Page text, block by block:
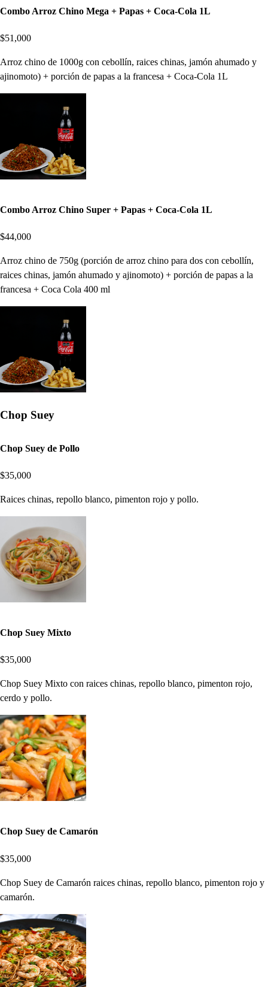
Combo Arroz Chino Mega + Papas + Coca-Cola 1L
$51,000
Arroz chino de 1000g con cebollín, raices chinas, jamón ahumado y
ajinomoto) + porción de papas a la francesa + Coca-Cola 1L
Combo Arroz Chino Super + Papas + Coca-Cola 1L
$44,000
Arroz chino de 750g (porción de arroz chino para dos con cebollín,
raices chinas, jamón ahumado y ajinomoto) + porción de papas a la
francesa + Coca Cola 400 ml
Chop Suey
Chop Suey de Pollo
$35,000
Raices chinas, repollo blanco, pimenton rojo y pollo.
Chop Suey Mixto
$35,000
Chop Suey Mixto con raices chinas, repollo blanco, pimenton rojo,
cerdo y pollo.
Chop Suey de Camarón
$35,000
Chop Suey de Camarón raices chinas, repollo blanco, pimenton rojo y
camarón.